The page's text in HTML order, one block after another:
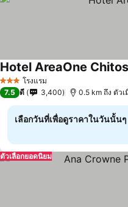
3 ดาว โรงแรม
Hotel AreaOne
7.5 ดี 3,400 0.5 km ถึง ตัวเ
เลือกวันที่เพื่อดูราคาในวันนั้นๆ
ตัวเลือกยอดนิยม